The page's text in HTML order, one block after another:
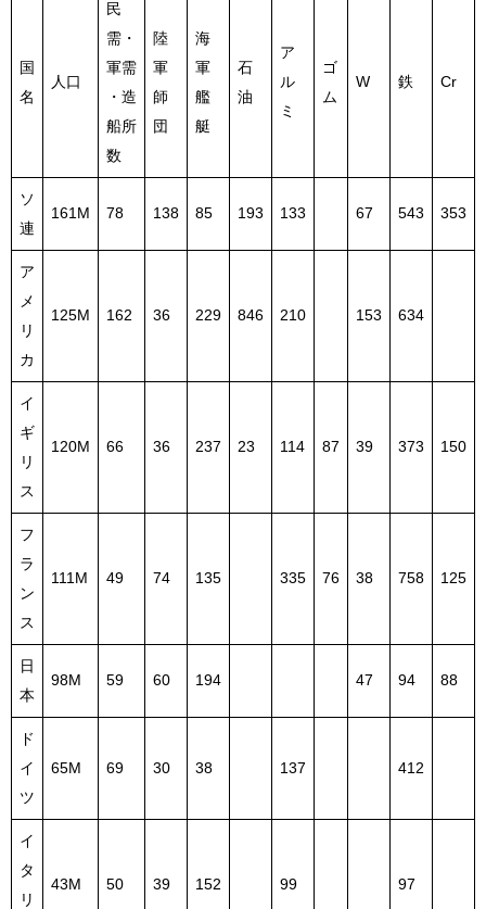
国
名
人口
民
需・
軍需
・造
船所
数
陸
軍
師
団
海
軍
艦
艇
石
油
ア
ル
ミ
ゴ
ム
W 鉄 Cr
ソ
連
161M 78 138 85 193 133 67 543 353
ア
メ
リ
カ
125M 162 36 229 846 210 153 634
イ
ギ
リ
ス
120M 66 36 237 23 114 87 39 373 150
フ
ラ
ン
ス
111M 49 74 135 335 76 38 758 125
日
本
98M 59 60 194 47 94 88
ド
イ
ツ
65M 69 30 38 137 412
イ
タ
リ
43M 50 39 152 99 97